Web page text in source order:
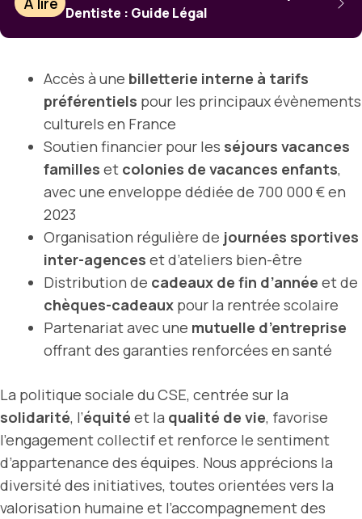
Dentiste : Guide Légal
Accès à une billetterie interne à tarifs
préférentiels pour les principaux évènements
culturels en France
Soutien financier pour les séjours vacances
familles et colonies de vacances enfants,
avec une enveloppe dédiée de 700 000 € en
2023
Organisation régulière de journées sportives
inter-agences et d’ateliers bien-être
Distribution de cadeaux de fin d’année et de
chèques-cadeaux pour la rentrée scolaire
Partenariat avec une mutuelle d’entreprise
offrant des garanties renforcées en santé
La politique sociale du CSE, centrée sur la
solidarité, l’équité et la qualité de vie, favorise
l’engagement collectif et renforce le sentiment
d’appartenance des équipes. Nous apprécions la
diversité des initiatives, toutes orientées vers la
valorisation humaine et l’accompagnement des